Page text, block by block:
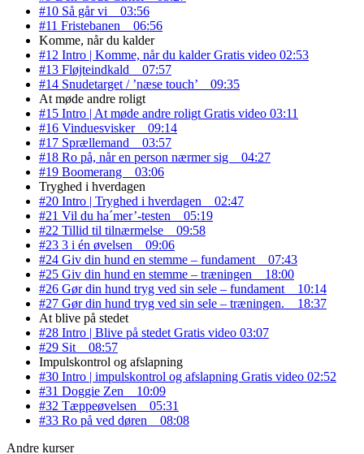
#10 Så går vi
03:56
#11 Fristebanen
06:56
Komme, når du kalder
#12 Intro | Komme, når du kalderGratis video 02:53
#13 Fløjteindkald
07:57
#14 Snudetarget / ’næse touch’
09:35
At møde andre roligt
#15 Intro | At møde andre roligt Gratis video 03:11
#16 Vinduesvisker
09:14
#17 Sprællemand
03:57
#18 Ro på, når en person nærmer sig
04:27
#19 Boomerang
03:06
Tryghed i hverdagen
#20 Intro | Tryghed i hverdagen
02:47
#21 Vil du ha´mer’-testen
05:19
#22 Tillid til tilnærmelse
09:58
#23 3 i én øvelsen
09:06
#24 Giv din hund en stemme – fundament
07:43
#25 Giv din hund en stemme – træningen
18:00
#26 Gør din hund tryg ved sin sele – fundament
10:14
#27 Gør din hund tryg ved sin sele – træningen.
18:37
At blive på stedet
#28 Intro | Blive på stedet Gratis video 03:07
#29 Sit
08:57
Impulskontrol og afslapning
#30 Intro | impulskontrol og afslapning Gratis video 02:52
#31 Doggie Zen
10:09
#32 Tæppeøvelsen
05:31
#33 Ro på ved døren
08:08
Andre kurser